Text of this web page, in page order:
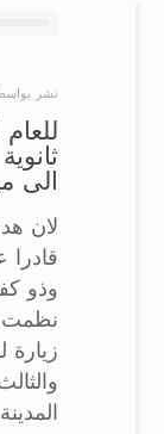
نشر
الى
لان
قادرا
وذو
نظمت